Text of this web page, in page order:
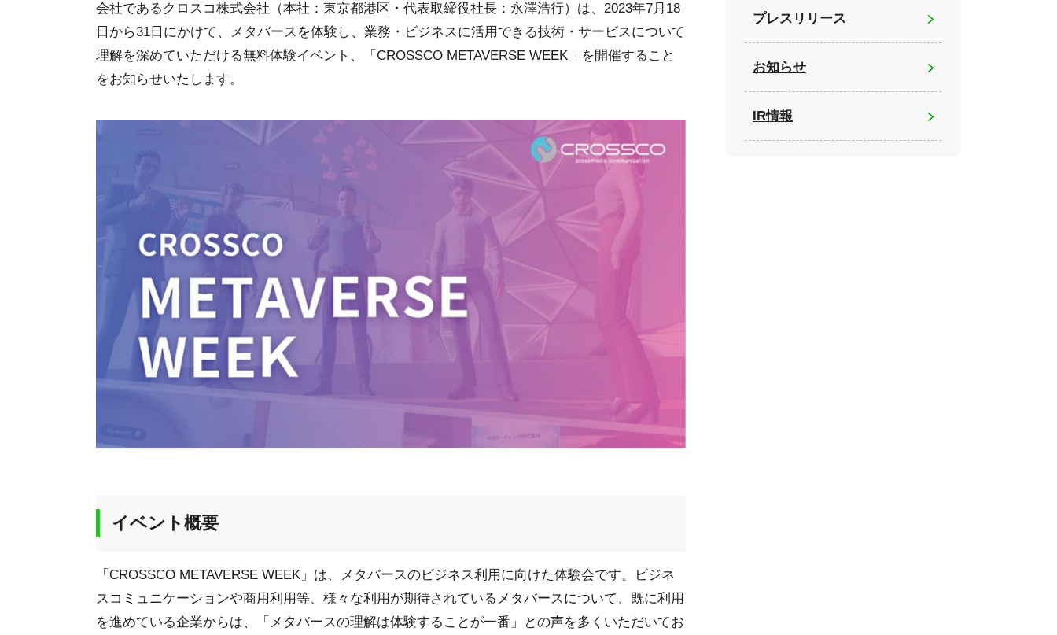
会社であるクロスコ株式会社（本社：東京都港区・代表取締役社長：永澤浩行）は、2023年7月18
日から31日にかけて、メタバースを体験し、業務・ビジネスに活用できる技術・サービスについて
理解を深めていただける無料体験イベント、「CROSSCO METAVERSE WEEK」を開催すること
をお知らせいたします。
イベント概要
「CROSSCO METAVERSE WEEK」は、メタバースのビジネス利用に向けた体験会です。ビジネ
スコミュニケーションや商用利用等、様々な利用が期待されているメタバースについて、既に利用
を進めている企業からは、「メタバースの理解は体験することが一番」との声を多くいただいてお
プレスリリース
お知らせ
IR情報